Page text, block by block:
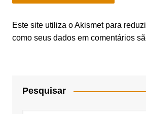
Este site utiliza o Akismet para
como seus dados em comentários
Pesquisar